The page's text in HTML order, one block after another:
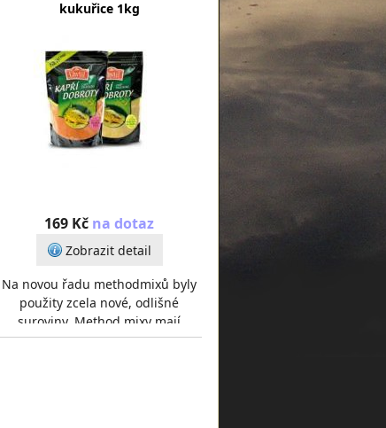
kukuřice 1kg
169 Kč na dotaz
Zobrazit detail
Na novou řadu methodmixů byly
použity zcela nové, odlišné
suroviny. Method mixy mají
hrubou strukturu, dobře pojí, ale